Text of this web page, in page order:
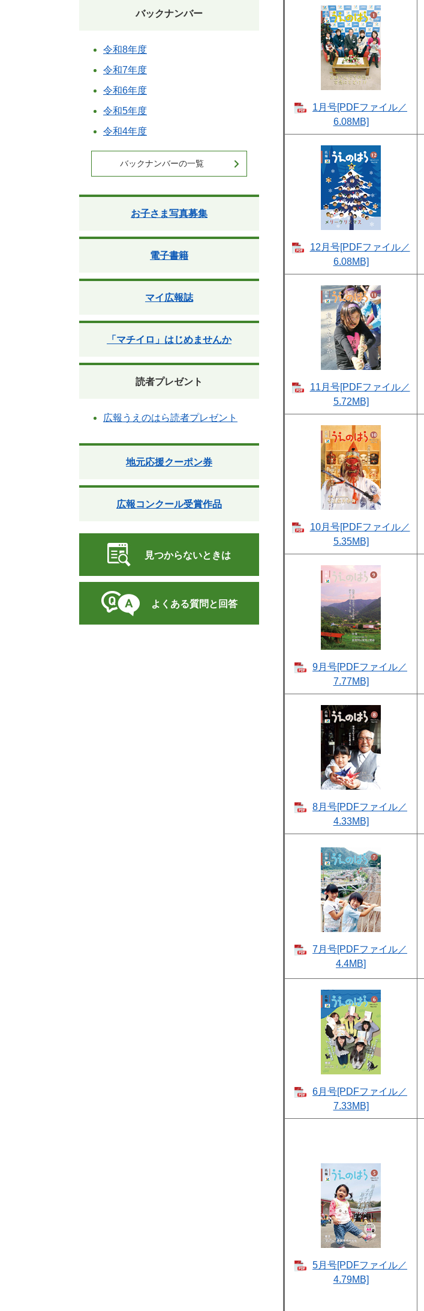
1月号[PDFファイル／
6.08MB]
12月号[PDFファイル／
6.08MB]
11月号[PDFファイル／
5.72MB]
10月号[PDFファイル／
5.35MB]
9月号[PDFファイル／
7.77MB]
8月号[PDFファイル／
4.33MB]
7月号[PDFファイル／
4.4MB]
6月号[PDFファイル／
7.33MB]
5月号[PDFファイル／
4.79MB]
バックナンバー
令和8年度
令和7年度
令和6年度
令和5年度
令和4年度
バックナンバーの一覧
お子さま写真募集
電子書籍
マイ広報誌
「マチイロ」はじめませんか
読者プレゼント
広報うえのはら読者プレゼント
地元応援クーポン券
広報コンクール受賞作品
見つからないときは
よくある質問と回答